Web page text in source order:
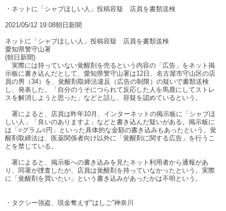
・ネットに「シャブほしい人」投稿容疑 店員を書類送検
2021/05/12 19:08朝日新聞
ネットに「シャブほしい人」投稿容疑 店員を書類送検
愛知県警守山署
(朝日新聞)
実際には持っていない覚醒剤を売るという内容の「広告」をネット掲
示板に書き込んだとして、愛知県警守山署は12日、名古屋市守山区の店
員の男（34）を、覚醒剤取締法違反（広告の制限）の疑いで書類送検
し、発表した。「自分のうそにつられて反応した人を馬鹿にしてストレ
スを解消しようと思った」などと話し、容疑を認めているという。
署によると、店員は昨年10月、インターネットの掲示板に「シャブほ
しい人」「良いのありますよ」などと書き込んだ疑いがある。掲示板に
は「○グラム○円」といった具体的な金額の書き込みもあったという。覚
醒剤取締法は、医薬関係者向け以外に「覚醒剤に関する広告」を行うこ
とを禁じている。
署によると、掲示板への書き込みを見たネット利用者から通報があ
り、同署が捜査したが、店員は覚醒剤を持っていなかったという。実際
に「覚醒剤を買いたい」という書き込みがあったかは不明という。
・タクシー強盗、現金奪えず“はしご”神奈川